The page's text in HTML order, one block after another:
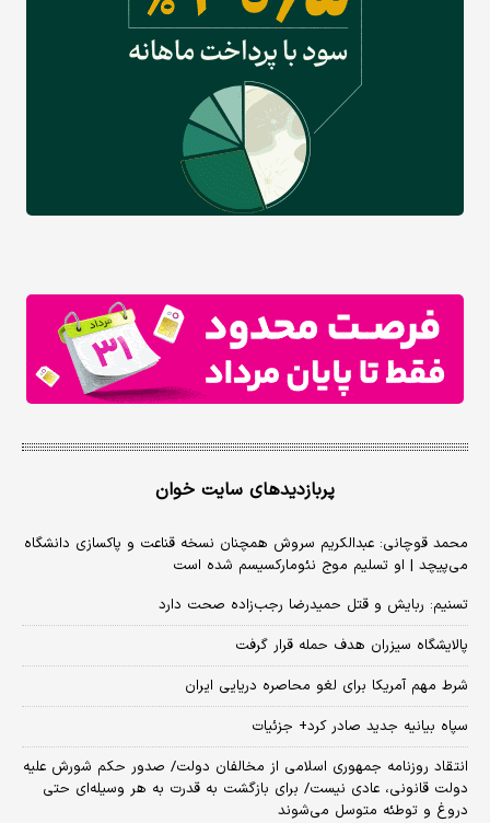
پربازدیدهای سایت خوان
محمد قوچانی: عبدالکریم سروش همچنان نسخه قناعت و پاکسازی دانشگاه
می‌پیچد | او تسلیم موج نئومارکسیسم شده است
تسنیم: ربایش و قتل حمیدرضا رجب‌زاده صحت دارد
پالایشگاه سیزران هدف حمله قرار گرفت
شرط مهم آمریکا برای لغو محاصره دریایی ایران
سپاه بیانیه جدید صادر کرد+ جزئیات
انتقاد روزنامه جمهوری اسلامی از مخالفان دولت/ صدور حکم شورش علیه
دولت قانونی، عادی نیست/ برای بازگشت به قدرت به هر وسیله‌ای حتی
دروغ و توطئه متوسل می‌شوند